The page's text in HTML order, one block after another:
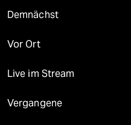
Demnächst
Vor Ort
Live im Stream
Vergangene